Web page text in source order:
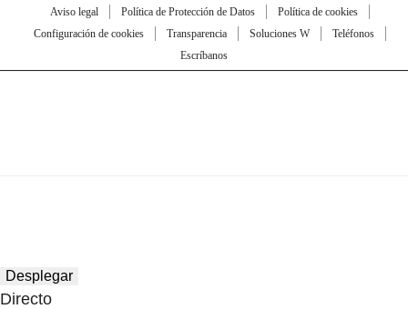
Aviso legal Política de Protección de Datos
Política de cookies
Configuración de cookies
Transparencia Soluciones W
Teléfonos
Escríbanos
Desplegar
Directo